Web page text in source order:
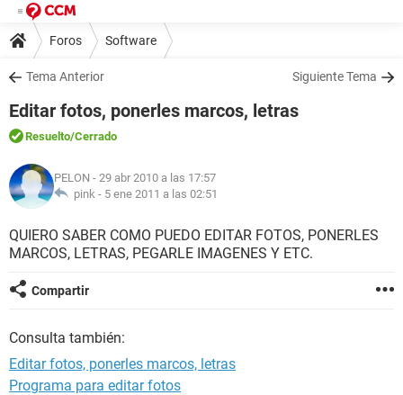
Foros Software
Tema Anterior Siguiente Tema
Editar fotos, ponerles marcos, letras
Resuelto/Cerrado
PELON - 29 abr 2010 a las 17:57
pink - 5 ene 2011 a las 02:51
QUIERO SABER COMO PUEDO EDITAR FOTOS, PONERLES
MARCOS, LETRAS, PEGARLE IMAGENES Y ETC.
Compartir
Consulta también:
Editar fotos, ponerles marcos, letras
Programa para editar fotos